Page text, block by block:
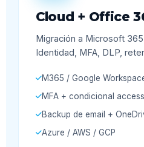
Cloud + Office
Migración a Microsoft
Identidad, MFA, DLP,
M365 / Google
MFA + condicional access
Backup de email +
Azure / AWS / GCP